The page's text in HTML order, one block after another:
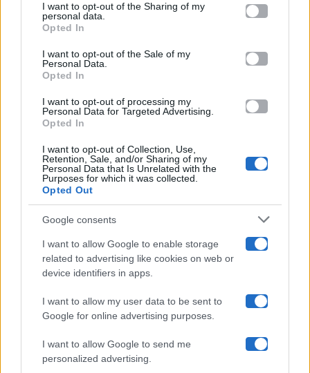
disclose it to other third parties.
Please note that this website/app uses one or more Google
services and may gather and store information including but
not limited to your visit or usage behaviour. You may click to
grant or deny consent to Google and its third-party tags to
consent section.
I want to opt-out of the Sharing of my
personal data.
Opted In
I want to opt-out of the Sale of my
Personal Data.
Opted In
I want to opt-out of processing my
Personal Data for Targeted Advertising.
Opted In
I want to opt-out of Collection, Use,
Retention, Sale, and/or Sharing of my
Personal Data that Is Unrelated with the
Purposes for which it was collected.
Opted Out
Google consents
I want to allow Google to enable storage
related to advertising like cookies on web or
device identifiers in apps.
I want to allow my user data to be sent to
Google for online advertising purposes.
I want to allow Google to send me
personalized advertising.
Televisione
Programmi TV
Amici
Ballando Con Le Stelle
Grande Fratello
Isola Dei Famosi
Uomini E Donne
Maste S.r.l.
Chi siamo